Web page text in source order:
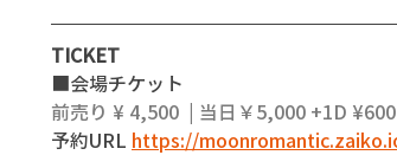
TICKET
■会場チケット
前売り ¥ 4,500  | 当日￥5,000 +1D ¥600
予約URL https://